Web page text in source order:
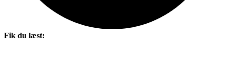
Fik du læst: